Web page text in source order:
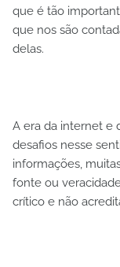
que é tão
que nos são
delas.
A era da internet e
desafios nesse
informações,
fonte ou
crítico e não